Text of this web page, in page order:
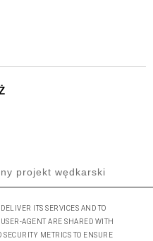
projekt wędkarski
ITS SERVICES AND TO
AGENT ARE SHARED WITH
METRICS TO ENSURE